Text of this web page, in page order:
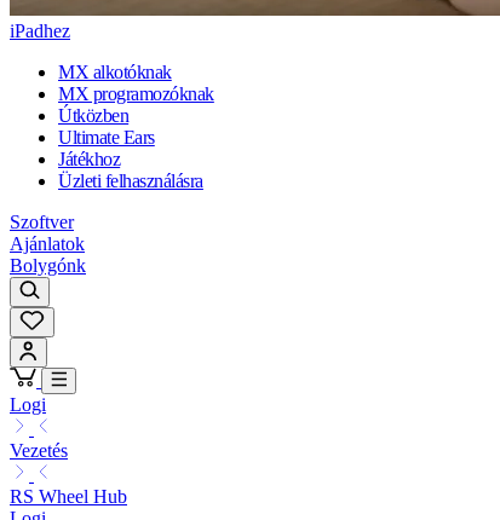
iPadhez
MX alkotóknak
MX programozóknak
Útközben
Ultimate Ears
Játékhoz
Üzleti felhasználásra
Szoftver
Ajánlatok
Bolygónk
Logi
Vezetés
RS Wheel Hub